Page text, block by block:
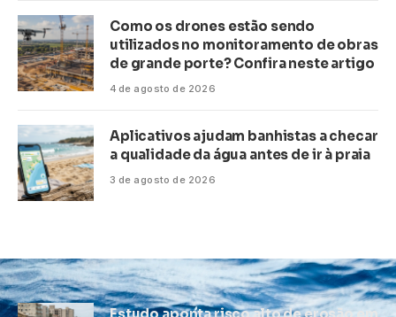
Como os drones estão sendo
utilizados no monitoramento de obras
de grande porte? Confira neste artigo
4 de agosto de 2026
Aplicativos ajudam banhistas a checar
a qualidade da água antes de ir à praia
3 de agosto de 2026